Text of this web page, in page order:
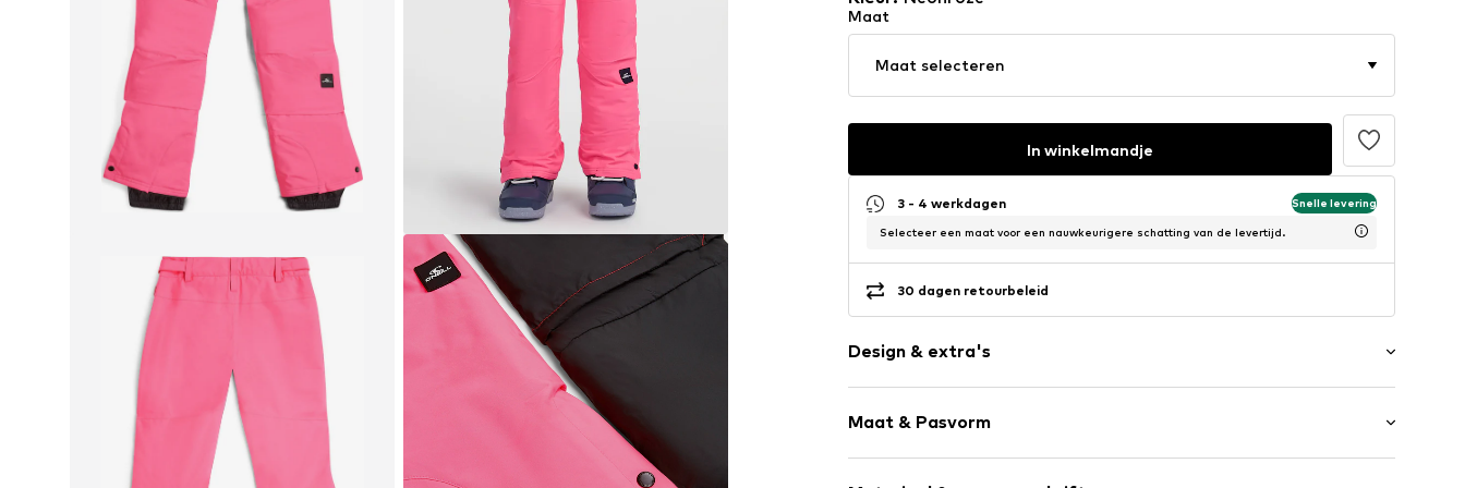
Maat
Maat selecteren
In winkelmandje
3 - 4 werkdagen Snelle levering
Selecteer een maat voor een nauwkeurigere schatting van de levertijd.
30 dagen retourbeleid
Design & extra's
Zakken aan de zijkant
Op staal naden
Warm gevoerd
Maat & Pasvorm